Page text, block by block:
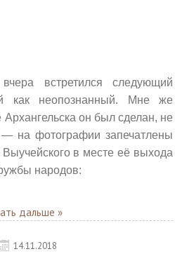
встретился следующий
как неопознанный. Мне же
он был сделан, не
— на фотографии запечатлены
в месте её выхода
народов:
дальше »
14.11.2018